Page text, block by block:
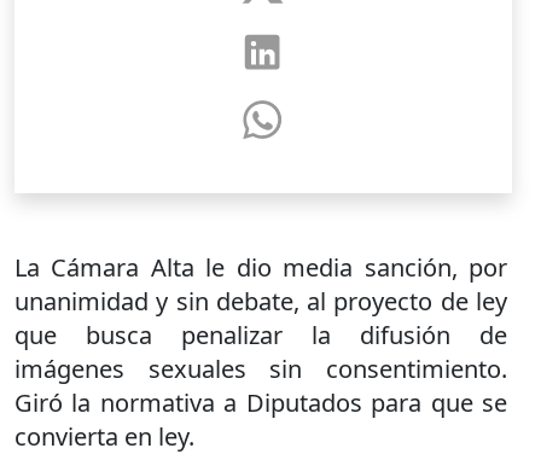
La Cámara Alta le dio media sanción, por
unanimidad y sin debate, al proyecto de ley
que busca penalizar la difusión de
imágenes sexuales sin consentimiento.
Giró la normativa a Diputados para que se
convierta en ley.